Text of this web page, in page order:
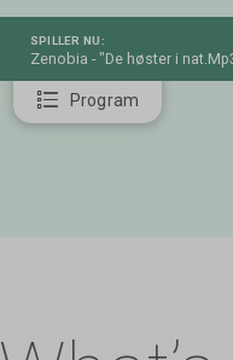
SPILLER NU:
Zenobia - "De høster i
Program